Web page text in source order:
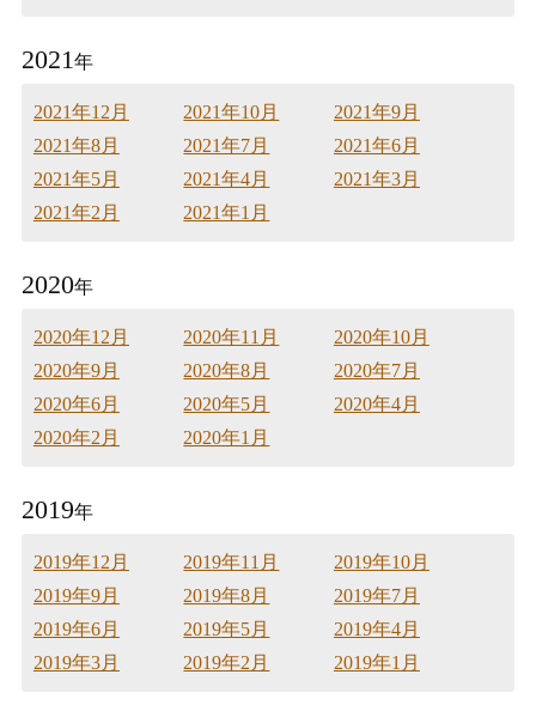
2021 年
2021年12月 2021年10月
2021年9月
2021年8月
2021年7月
2021年6月
2021年5月
2021年4月
2021年3月
2021年2月
2021年1月
2020年
2020年12月 2020年11月
2020年10月
2020年9月
2020年8月
2020年7月
2020年6月
2020年5月
2020年4月
2020年2月
2020年1月
2019年
2019年12月 2019年11月
2019年10月
2019年9月
2019年8月
2019年7月
2019年6月
2019年5月
2019年4月
2019年3月
2019年2月 2019年1月